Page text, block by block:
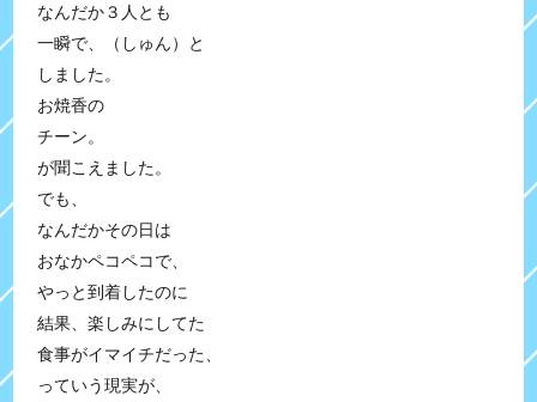
なんだか３人とも
一瞬で、（しゅん）と
しました。
お焼香の
チーン。
が聞こえました。
でも、
なんだかその日は
おなかペコペコで、
やっと到着したのに
結果、楽しみにしてた
食事がイマイチだった、
っていう現実が、